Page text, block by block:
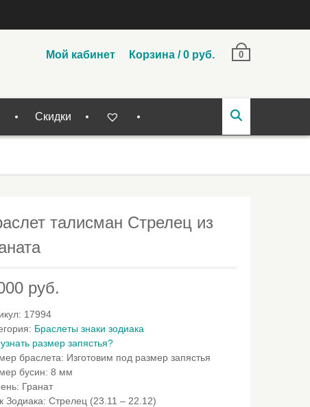
Мой кабинет Корзина /0 руб. 0
Скидки
талисман Стрелец из
руб.
17994
Браслеты знаки зодиака
размер запястья?
браслета: Изготовим под размер запястья
бусин:8 мм
: Гранат
Зодиака:Стрелец (23.11 – 22.12)